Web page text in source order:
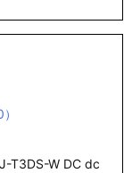
T3DS-W DC dc